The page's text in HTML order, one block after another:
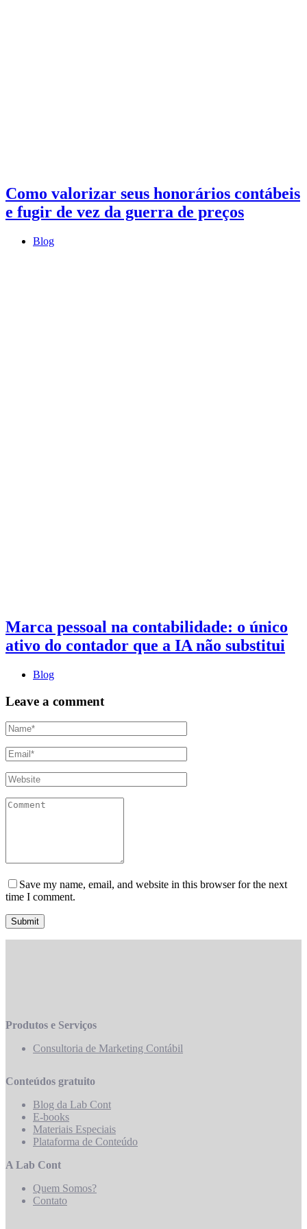
Como valorizar seus honorários contábeis
e fugir de vez da guerra de preços
Blog
Marca pessoal na contabilidade: o único
ativo do contador que a IA não substitui
Blog
Leave a comment
Save my name, email, and website in this browser for the next
time I comment.
Produtos e Serviços
Consultoria de Marketing Contábil
Conteúdos gratuito
Blog da Lab Cont
E-books
Materiais Especiais
Plataforma de Conteúdo
A Lab Cont
Quem Somos?
Contato